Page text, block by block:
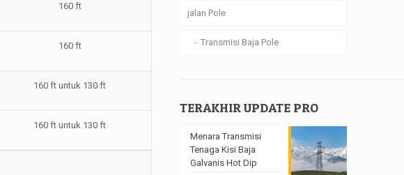
160 ft
160 ft
160 ft untuk 130 ft
160 ft untuk 130 ft
jalan Pole
Transmisi Baja Pole
TERAKHIR UPDATE PRO
Menara Transmisi
Tenaga Kisi Baja
Galvanis Hot Dip